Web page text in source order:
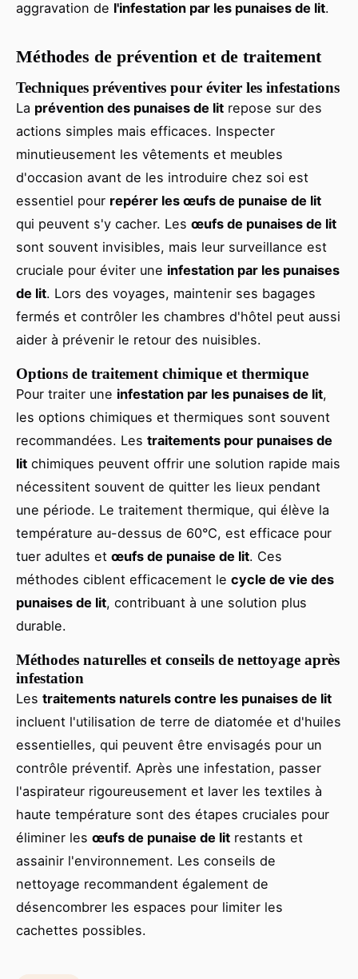
aggravation de l'infestation par les punaises de lit.
Méthodes de prévention et de traitement
Techniques préventives pour éviter les infestations
La prévention des punaises de lit repose sur des
actions simples mais efficaces. Inspecter
minutieusement les vêtements et meubles
d'occasion avant de les introduire chez soi est
essentiel pour repérer les œufs de punaise de lit
qui peuvent s'y cacher. Les œufs de punaises de lit
sont souvent invisibles, mais leur surveillance est
cruciale pour éviter une infestation par les punaises
de lit. Lors des voyages, maintenir ses bagages
fermés et contrôler les chambres d'hôtel peut aussi
aider à prévenir le retour des nuisibles.
Options de traitement chimique et thermique
Pour traiter une infestation par les punaises de lit,
les options chimiques et thermiques sont souvent
recommandées. Les traitements pour punaises de
lit chimiques peuvent offrir une solution rapide mais
nécessitent souvent de quitter les lieux pendant
une période. Le traitement thermique, qui élève la
température au-dessus de 60°C, est efficace pour
tuer adultes et œufs de punaise de lit. Ces
méthodes ciblent efficacement le cycle de vie des
punaises de lit, contribuant à une solution plus
durable.
Méthodes naturelles et conseils de nettoyage après
infestation
Les traitements naturels contre les punaises de lit
incluent l'utilisation de terre de diatomée et d'huiles
essentielles, qui peuvent être envisagés pour un
contrôle préventif. Après une infestation, passer
l'aspirateur rigoureusement et laver les textiles à
haute température sont des étapes cruciales pour
éliminer les œufs de punaise de lit restants et
assainir l'environnement. Les conseils de
nettoyage recommandent également de
désencombrer les espaces pour limiter les
cachettes possibles.